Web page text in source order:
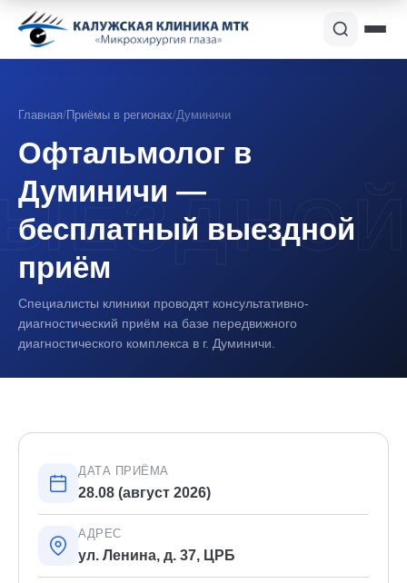
Главная/Приёмы в регионах/Думиничи
Офтальмолог в
Думиничи —
бесплатный выездной
приём
Специалисты клиники проводят консультативно-
диагностический приём на базе передвижного
диагностического комплекса в г. Думиничи.
ДАТА ПРИЁМА
28.08 (август 2026)
АДРЕС
ул. Ленина, д. 37, ЦРБ